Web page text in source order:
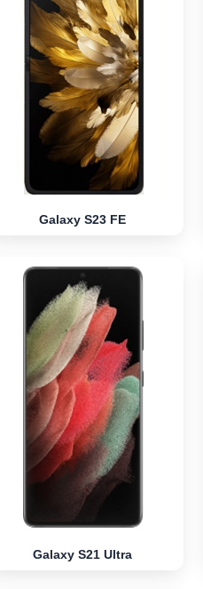
Galaxy S23 FE
Galaxy S21 Ultra